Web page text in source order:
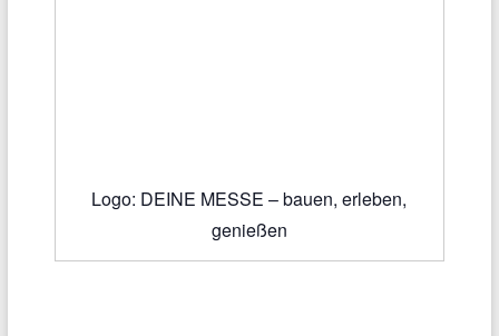
Logo: DEINE MESSE – bauen, erleben,
genießen